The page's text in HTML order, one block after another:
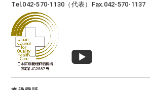
Tel.042-570-1130（代表）Fax.042-570-1137